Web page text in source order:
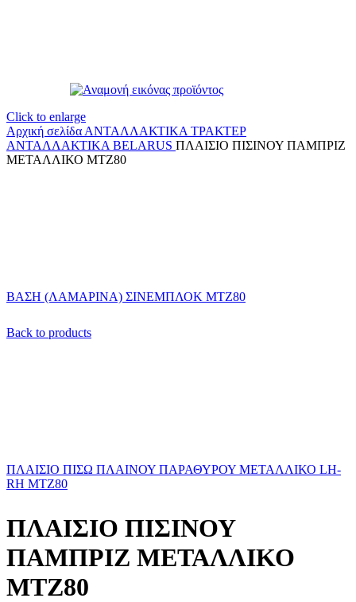
Click to enlarge
Αρχική σελίδα ΑΝΤΑΛΛΑΚΤΙΚΑ ΤΡΑΚΤΕΡ
ΑΝΤΑΛΛΑΚΤΙΚΑ BELARUS ΠΛΑΙΣΙΟ ΠΙΣΙΝΟΥ ΠΑΜΠΡΙΖ
ΜΕΤΑΛΛΙΚΟ ΜΤΖ80
ΒΑΣΗ (ΛΑΜΑΡΙΝΑ) ΣΙΝΕΜΠΛΟΚ ΜΤΖ80
Back to products
ΠΛΑΙΣΙΟ ΠΙΣΩ ΠΛΑΙΝΟΥ ΠΑΡΑΘΥΡΟΥ ΜΕΤΑΛΛΙΚΟ LH-
RH ΜΤΖ80
ΠΛΑΙΣΙΟ ΠΙΣΙΝΟΥ
ΠΑΜΠΡΙΖ ΜΕΤΑΛΛΙΚΟ
ΜΤΖ80